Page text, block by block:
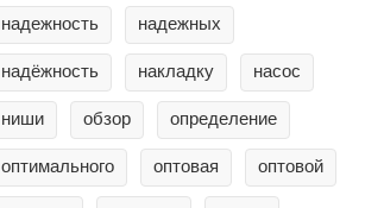
надежность надежных
надёжность накладку насос
ниши обзор определение
оптимального оптовая оптовой